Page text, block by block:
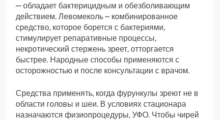
— обладает бактерицидным и обезболивающим
действием. Левомеколь – комбинированное
средство, которое борется с бактериями,
стимулирует репаративные процессы,
некротический стержень зреет, отторгается
быстрее. Народные способы применяются с
осторожностью и после консультации с врачом.
Средства применять, когда фурункулы зреют не в
области головы и шеи. В условиях стационара
назначаются физиопроцедуры, УФО. Чтобы чирей